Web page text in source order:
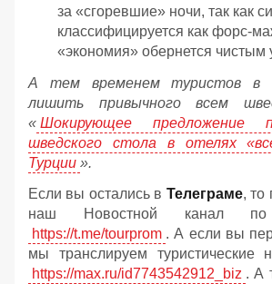
за «сгоревшие» ночи, так как
классифицируется как форс-
«экономия» обернется чистым
А тем временем туристов в
лишить привычного всем
« Шокирующее предложение
шведского стола в отелях
Турции ».
Если вы остались в Телеграме, то
наш Новостной канал
https://t.me/tourprom . А если вы
мы транслируем туристические
https://max.ru/id7743542912_biz . А